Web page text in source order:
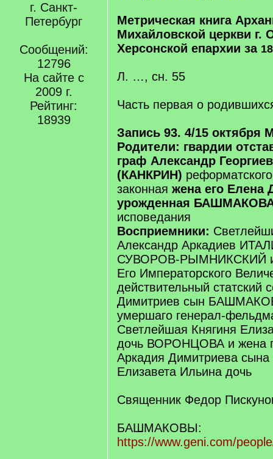
г. Санкт-
Петербург
Сообщений:
12796
На сайте с
2009 г.
Рейтинг:
18939
Метрическая книга
Михайловской церкви г.
Херсонской епархии за
Л. …, сн. 55
Часть первая о
Запись 93. 4/15 октября
Родители: гвардии
граф Александр
(КАНКРИН)
законная жена его Елена
урожденная
исповедания
Восприемники:
Александр Аркадиев
СУВОРОВ-РЫМНИКСКИЙ и
Его Императорского
действительный статский
Димитриев сын
умершаго генерал-
Светлейшая Княгиня
дочь ВОРОНЦОВА и жена
Аркадия Димитриева
Елизавета Ильина дочь
Священник Федор
БАШМАКОВЫ:
https://www.geni.com/